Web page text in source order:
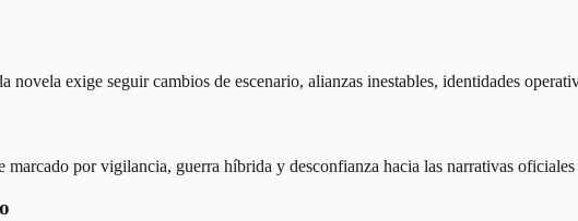
novela exige seguir cambios de escenario, alianzas inestables, identidades
marcado por vigilancia, guerra híbrida y desconfianza hacia las narrativas oficiales